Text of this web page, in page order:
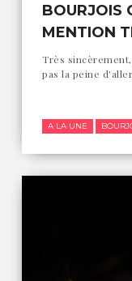
BOURJOIS
MENTION
Très
pas la peine
A LA UNE